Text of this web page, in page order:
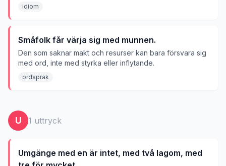
motgångar.
idiom
Småfolk får värja sig med munnen.
Den som saknar makt och resurser kan bara försvara sig
med ord, inte med styrka eller inflytande.
ordsprak
U 1 uttryck
Umgänge med en är intet, med två lagom, med